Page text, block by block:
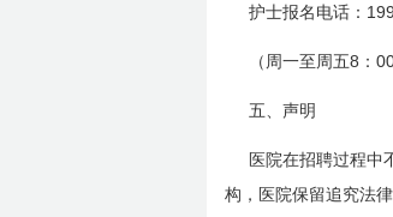
护士报名电话：
（周一至周五8 ：
五、声明
医院在招聘过程中
构，医院保留追究法律